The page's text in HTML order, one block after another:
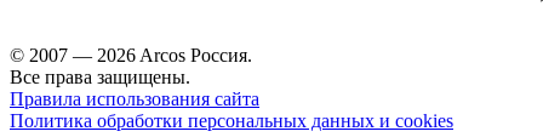
© 2007 — 2026 Arcos Россия.
Все права защищены.
Правила использования сайта
Политика обработки персональных данных и cookies